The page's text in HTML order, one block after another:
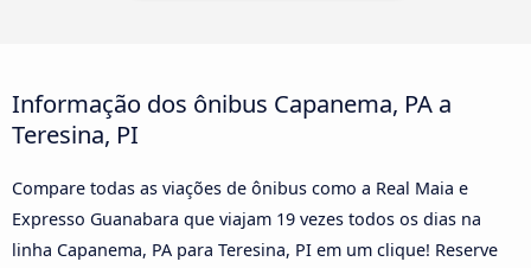
Informação dos ônibus Capanema, PA a
Teresina, PI
Compare todas as viações de ônibus como a Real Maia e
Expresso Guanabara que viajam 19 vezes todos os dias na
linha Capanema, PA para Teresina, PI em um clique! Reserve